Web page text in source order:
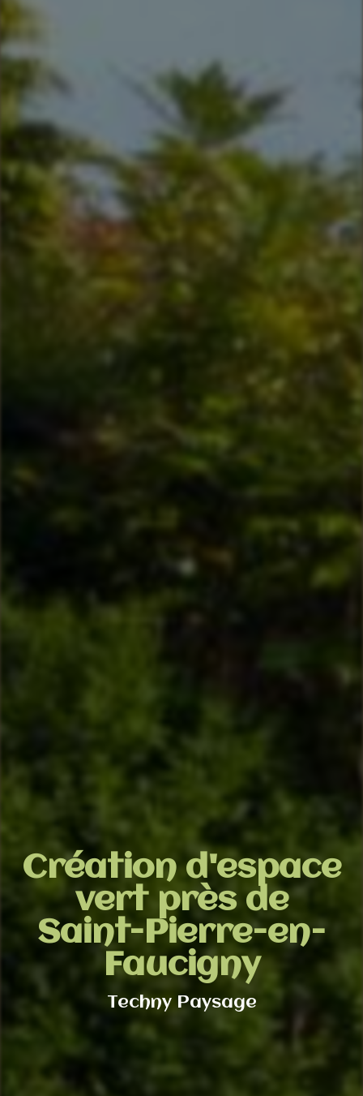
Création d'espace
vert près de
Saint-Pierre-en-
Faucigny
Techny Paysage